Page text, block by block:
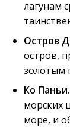
лагунам
Остров
остров,
золотым
Ко Паньи.
морских
море, и